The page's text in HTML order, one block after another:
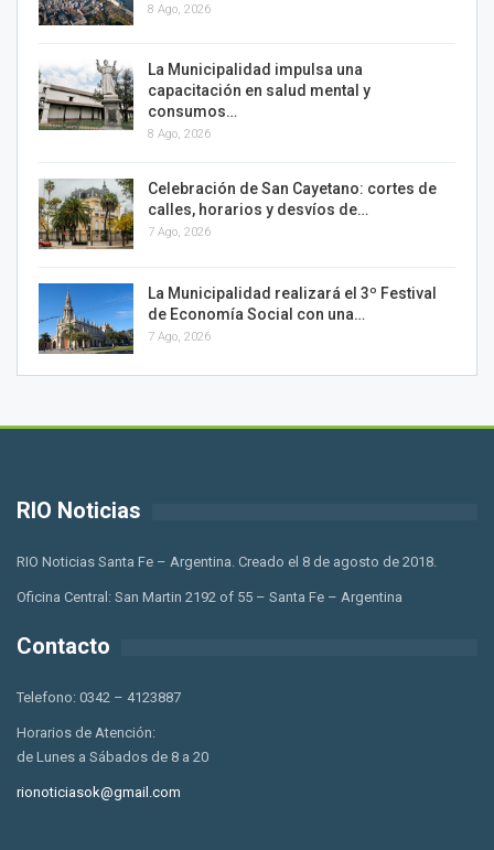
8 Ago, 2026
La Municipalidad impulsa una
capacitación en salud mental y
consumos…
8 Ago, 2026
Celebración de San Cayetano: cortes de
calles, horarios y desvíos de…
7 Ago, 2026
La Municipalidad realizará el 3º Festival
de Economía Social con una…
7 Ago, 2026
RIO Noticias
RIO Noticias Santa Fe – Argentina. Creado el 8 de agosto de 2018.
Oficina Central: San Martin 2192 of 55 – Santa Fe – Argentina
Contacto
Telefono: 0342 – 4123887
Horarios de Atención:
de Lunes a Sábados de 8 a 20
rionoticiasok@gmail.com